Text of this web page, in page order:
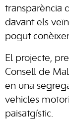
transparència
davant els
pogut
El projecte,
Consell de
en una
vehicles
paisatgístic.